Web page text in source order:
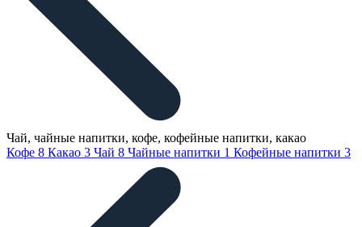
Чай, чайные напитки, кофе, кофейные напитки, какао
Кофе 8 Какао 3 Чай 8 Чайные напитки 1 Кофейные напитки 3